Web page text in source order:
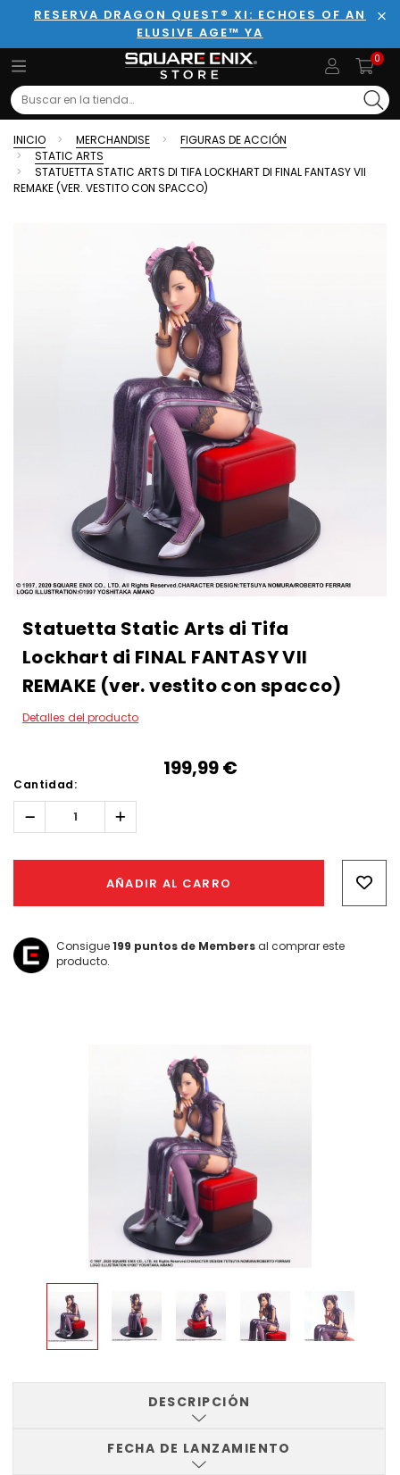
RESERVA DRAGON QUEST® XI: ECHOES OF AN
ELUSIVE AGE™ YA
0
Search
INICIO MERCHANDISE
FIGURAS DE ACCIÓN
STATIC ARTS
STATUETTA STATIC ARTS DI TIFA LOCKHART DI FINAL FANTASY VII
REMAKE (VER. VESTITO CON SPACCO)
Statuetta Static Arts di Tifa
Lockhart di FINAL FANTASY VII
REMAKE (ver. vestito con spacco)
Detalles del producto
199,99‎ ‎€
Cantidad:
Reducir
cantidad:
Aumentar
la
cantidad:
AÑADIR AL CARRO
Consigue199 puntos de Membersal comprar este
producto.
DESCRIPCIÓN
FECHA DE LANZAMIENTO